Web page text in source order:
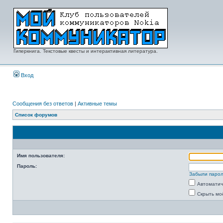
Гиперкнига. Текстовые квесты и интерактивная литература.
Вход
Сообщения без ответов | Активные темы
Список форумов
Имя пользователя:
Пароль:
Забыли
Скрыть